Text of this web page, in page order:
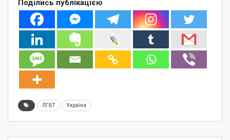
Поділись публікацією
ЛГБТ Україна